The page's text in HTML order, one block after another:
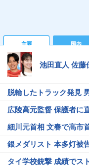
主要 国内
池田直人 佐藤
脱輪したトラック発見
広陵高元監督 保護者に
細川元首相 文春で高市
銀メダリスト 本多灯被
タイ学校銃撃 成績でス